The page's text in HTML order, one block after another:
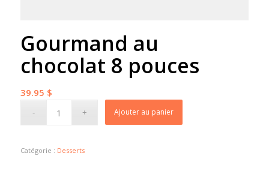
Gourmand au
chocolat 8 pouces
39.95 $
Ajouter au panier
Catégorie : Desserts